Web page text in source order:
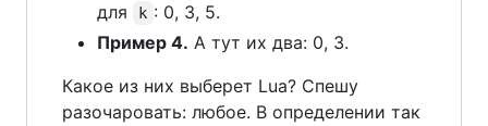
для
k : 0, 3, 5.
Пример 4. А тут их два: 0, 3.
Какое из них выберет Lua? Спешу
разочаровать: любое. В определении так